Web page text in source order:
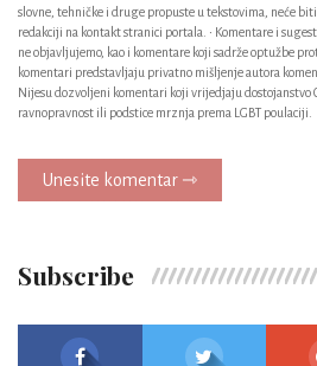
slovne, tehničke i druge propuste u tekstovima, neće
redakciji na kontakt stranici portala. • Komentare i
ne objavljujemo, kao i komentare koji sadrže optužbe
komentari predstavljaju privatno mišljenje autora
Nijesu dozvoljeni komentari koji vrijedjaju dostojanstvo
ravnopravnost ili podstice mrznja prema LGBT poulaciji.
Unesite komentar ⇾
Subscribe